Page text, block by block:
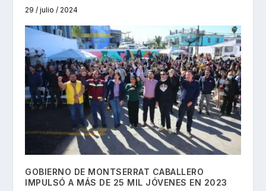
29 / julio / 2024
GOBIERNO DE MONTSERRAT CABALLERO
IMPULSÓ A MÁS DE 25 MIL JÓVENES EN 2023